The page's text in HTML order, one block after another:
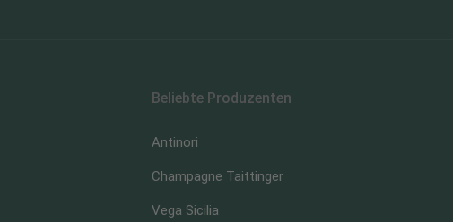
Beliebte Produzenten
Antinori
Champagne Taittinger
Vega Sicilia